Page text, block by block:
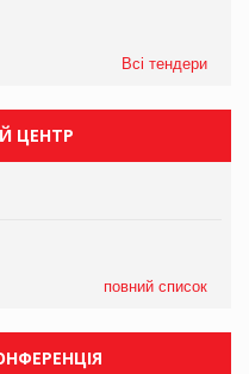
Всі тендери
ЦЕНТР
повний список